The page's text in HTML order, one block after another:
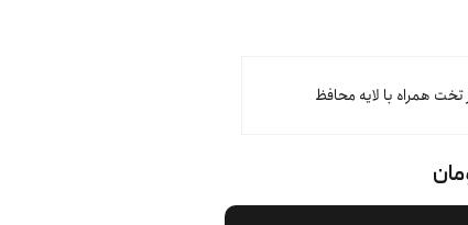
تخت همراه با لایه محافظ